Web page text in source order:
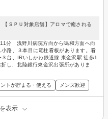
【ＳＰＵ対象店舗】アロマで癒される
分 浅野川病院方向から鳴和方面へ向
路、３本目に電柱看板があります。看
台、IRいしかわ鉄道線 東金沢駅 徒歩1
し、北陸銀行東金沢出張所がありま
トが貯まる・使える メンズ歓迎
表示